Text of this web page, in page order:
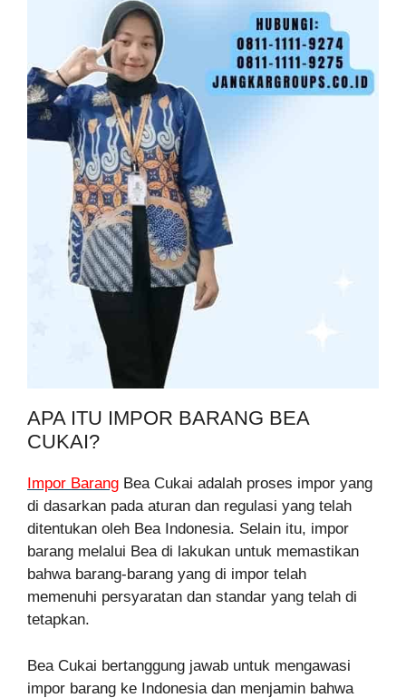
APA ITU IMPOR BARANG BEA
CUKAI?
Impor Barang Bea Cukai adalah proses impor yang
di dasarkan pada aturan dan regulasi yang telah
ditentukan oleh Bea Indonesia. Selain itu, impor
barang melalui Bea di lakukan untuk memastikan
bahwa barang-barang yang di impor telah
memenuhi persyaratan dan standar yang telah di
tetapkan.
Bea Cukai bertanggung jawab untuk mengawasi
impor barang ke Indonesia dan menjamin bahwa